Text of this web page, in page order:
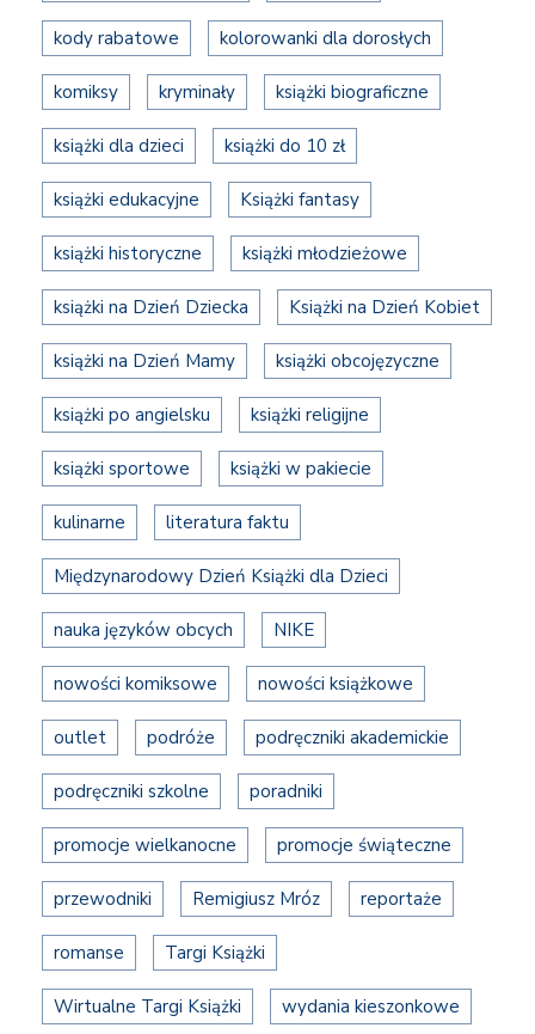
kody rabatowe kolorowanki dla dorosłych
komiksy kryminały książki biograficzne
książki dla dzieci książki do 10 zł
książki edukacyjne Książki fantasy
książki historyczne książki młodzieżowe
książki na Dzień Dziecka Książki na Dzień Kobiet
książki na Dzień Mamy książki obcojęzyczne
książki po angielsku książki religijne
książki sportowe książki w pakiecie
kulinarne literatura faktu
Międzynarodowy Dzień Książki dla Dzieci
nauka języków obcych NIKE
nowości komiksowe nowości książkowe
outlet podróże podręczniki akademickie
podręczniki szkolne poradniki
promocje wielkanocne promocje świąteczne
przewodniki Remigiusz Mróz reportaże
romanse Targi Książki
Wirtualne Targi Książki wydania kieszonkowe